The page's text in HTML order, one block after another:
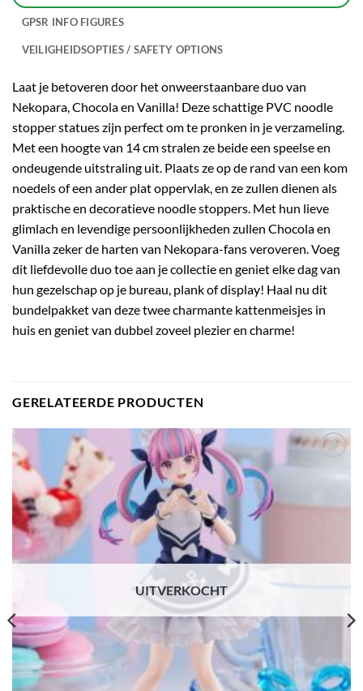
GPSR INFO FIGURES
VEILIGHEIDSOPTIES / SAFETY OPTIONS
Laat je betoveren door het onweerstaanbare duo van
Nekopara, Chocola en Vanilla! Deze schattige PVC noodle
stopper statues zijn perfect om te pronken in je verzameling.
Met een hoogte van 14 cm stralen ze beide een speelse en
ondeugende uitstraling uit. Plaats ze op de rand van een kom
noedels of een ander plat oppervlak, en ze zullen dienen als
praktische en decoratieve noodle stoppers. Met hun lieve
glimlach en levendige persoonlijkheden zullen Chocola en
Vanilla zeker de harten van Nekopara-fans veroveren. Voeg
dit liefdevolle duo toe aan je collectie en geniet elke dag van
hun gezelschap op je bureau, plank of display! Haal nu dit
bundelpakket van deze twee charmante kattenmeisjes in
huis en geniet van dubbel zoveel plezier en charme!
GERELATEERDE PRODUCTEN
UITVERKOCHT